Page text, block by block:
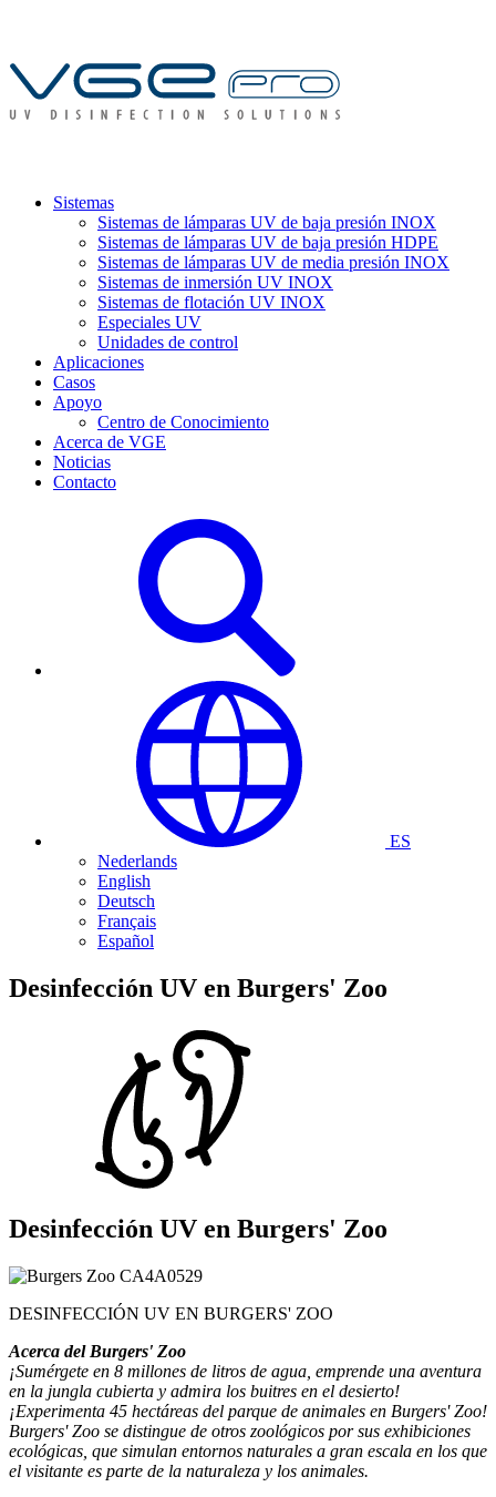
Sistemas
Sistemas de lámparas UV de baja presión INOX
Sistemas de lámparas UV de baja presión HDPE
Sistemas de lámparas UV de media presión INOX
Sistemas de inmersión UV INOX
Sistemas de flotación UV INOX
Especiales UV
Unidades de control
Aplicaciones
Casos
Apoyo
Centro de Conocimiento
Acerca de VGE
Noticias
Contacto
ES
Nederlands
English
Deutsch
Français
Español
Desinfección UV en Burgers' Zoo
Desinfección UV en Burgers' Zoo
DESINFECCIÓN UV EN BURGERS' ZOO
Acerca del Burgers' Zoo
¡Sumérgete en 8 millones de litros de agua, emprende una aventura
en la jungla cubierta y admira los buitres en el desierto!
¡Experimenta 45 hectáreas del parque de animales en Burgers' Zoo!
Burgers' Zoo se distingue de otros zoológicos por sus exhibiciones
ecológicas, que simulan entornos naturales a gran escala en los que
el visitante es parte de la naturaleza y los animales.